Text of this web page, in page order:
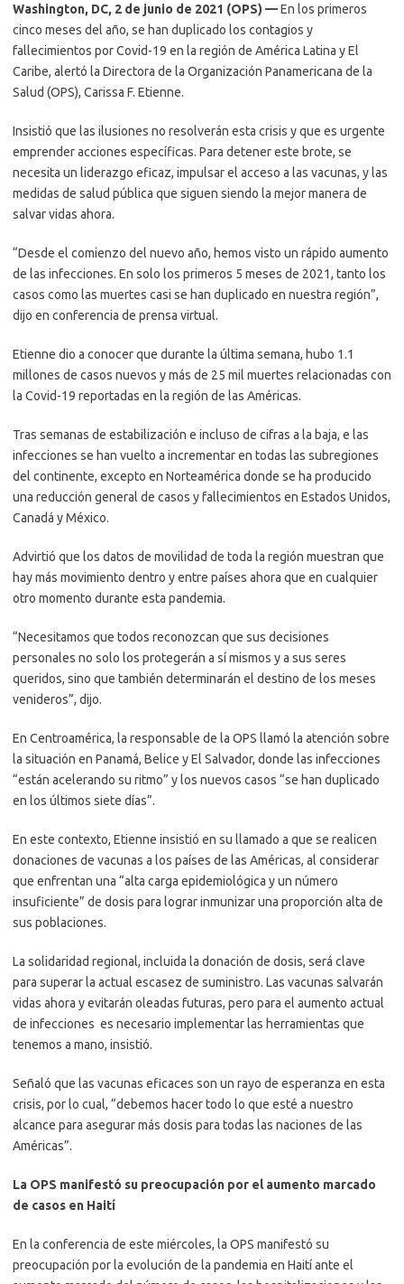
Washington, DC, 2 de junio de 2021 (OPS) —En los primeros
cinco meses del año, se han duplicado los contagios y
fallecimientos por Covid-19 en la región de América Latina y El
Caribe, alertó la Directora de la Organización Panamericana de la
Salud (OPS), Carissa F. Etienne.
Insistió que las ilusiones no resolverán esta crisis y que es urgente
emprender acciones específicas. Para detener este brote, se
necesita un liderazgo eficaz, impulsar el acceso a las vacunas, y las
medidas de salud pública que siguen siendo la mejor manera de
salvar vidas ahora.
“Desde el comienzo del nuevo año, hemos visto un rápido aumento
de las infecciones. En solo los primeros 5 meses de 2021, tanto los
casos como las muertes casi se han duplicado en nuestra región”,
dijo en conferencia de prensa virtual.
Etienne dio a conocer que durante la última semana, hubo 1.1
millones de casos nuevos y más de 25 mil muertes relacionadas con
la Covid-19 reportadas en la región de las Américas.
Tras semanas de estabilización e incluso de cifras a la baja, e las
infecciones se han vuelto a incrementar en todas las subregiones
del continente, excepto en Norteamérica donde se ha producido
una reducción general de casos y fallecimientos en Estados Unidos,
Canadá y México.
Advirtió que los datos de movilidad de toda la región muestran que
hay más movimiento dentro y entre países ahora que en cualquier
otro momento durante esta pandemia.
“Necesitamos que todos reconozcan que sus decisiones
personales no solo los protegerán a sí mismos y a sus seres
queridos, sino que también determinarán el destino de los meses
venideros”, dijo.
En Centroamérica, la responsable de la OPS llamó la atención sobre
la situación en Panamá, Belice y El Salvador, donde las infecciones
“están acelerando su ritmo” y los nuevos casos “se han duplicado
en los últimos siete días”.
En este contexto, Etienne insistió en su llamado a que se realicen
donaciones de vacunas a los países de las Américas, al considerar
que enfrentan una “alta carga epidemiológica y un número
insuficiente” de dosis para lograr inmunizar una proporción alta de
sus poblaciones.
La solidaridad regional, incluida la donación de dosis, será clave
para superar la actual escasez de suministro. Las vacunas salvarán
vidas ahora y evitarán oleadas futuras, pero para el aumento actual
de infecciones es necesario implementar las herramientas que
tenemos a mano, insistió.
Señaló que las vacunas eficaces son un rayo de esperanza en esta
crisis, por lo cual, “debemos hacer todo lo que esté a nuestro
alcance para asegurar más dosis para todas las naciones de las
Américas”.
La OPS manifestó su preocupación por el aumento marcado
de casos en Haití
En la conferencia de este miércoles, la OPS manifestó su
preocupación por la evolución de la pandemia en Haití ante el